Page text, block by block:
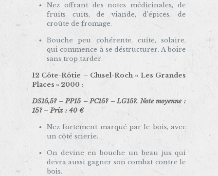
Nez offrant des notes médicinales, de
fruits cuits, de viande, d’épices, de
croûte de fromage.
Bouche peu cohérente, cuite, solaire,
qui commence à se déstructurer. A boire
sans trop tarder.
12 Côte-Rôtie – Clusel-Roch « Les Grandes
Places » 2000 :
DS15,5? – PP15 – PC15? – LG15?. Note moyenne :
15? – Prix : 40 €
Nez fortement marqué par le bois, avec
un côté scierie.
On devine en bouche un beau jus qui
devra aussi gagner son combat contre le
bois.